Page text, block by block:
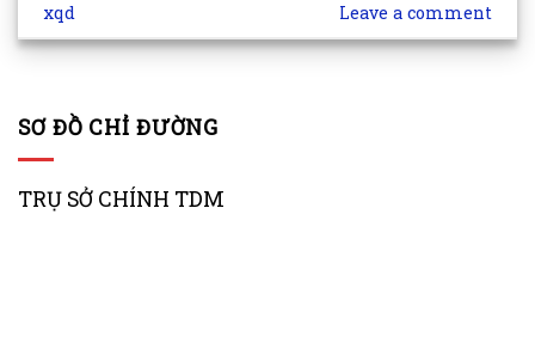
xqd
Leave a comment
SƠ ĐỒ CHỈ ĐƯỜNG
TRỤ SỞ CHÍNH TDM